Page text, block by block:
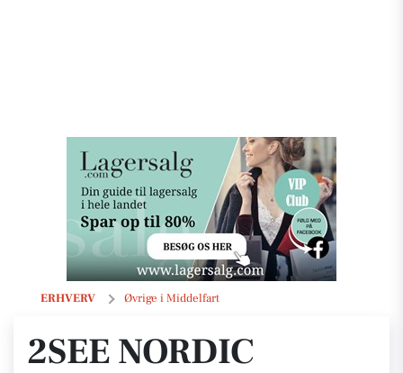
ERHVERV Øvrige i Middelfart
2see Nordic
2SEE NORDIC